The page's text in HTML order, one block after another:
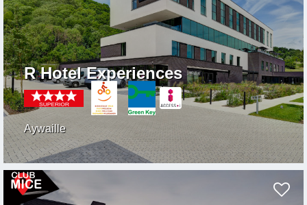
R Hotel Experiences
Aywaille